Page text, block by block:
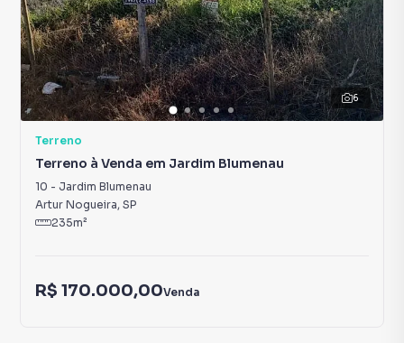
6
Terreno
Terreno à Venda em Jardim Blumenau
10 - Jardim Blumenau
Artur Nogueira, SP
235m²
R$ 170.000,00Venda